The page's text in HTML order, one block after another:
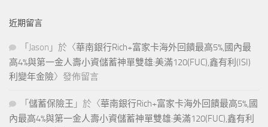
近期留言
「 Jason 」於〈華南銀行Rich+富家卡海外回饋最高5%,國內最
高4%與第一金人壽小資儲蓄神單雙雄:美滿120(FUC),鑫有利(ISI)
利變年金險〉發佈留言
「 儲蓄保險王 」於〈華南銀行Rich+富家卡海外回饋最高5%,國
內最高4%與第一金人壽小資儲蓄神單雙雄:美滿120(FUC),鑫有利